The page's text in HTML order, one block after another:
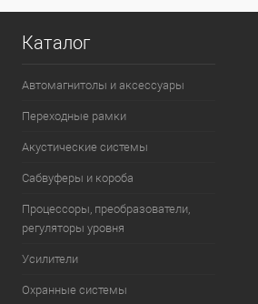
Каталог
Автомагнитолы и аксессуары
Переходные рамки
Акустические системы
Сабвуферы и короба
Процессоры, преобразователи,
регуляторы уровня
Усилители
Охранные системы